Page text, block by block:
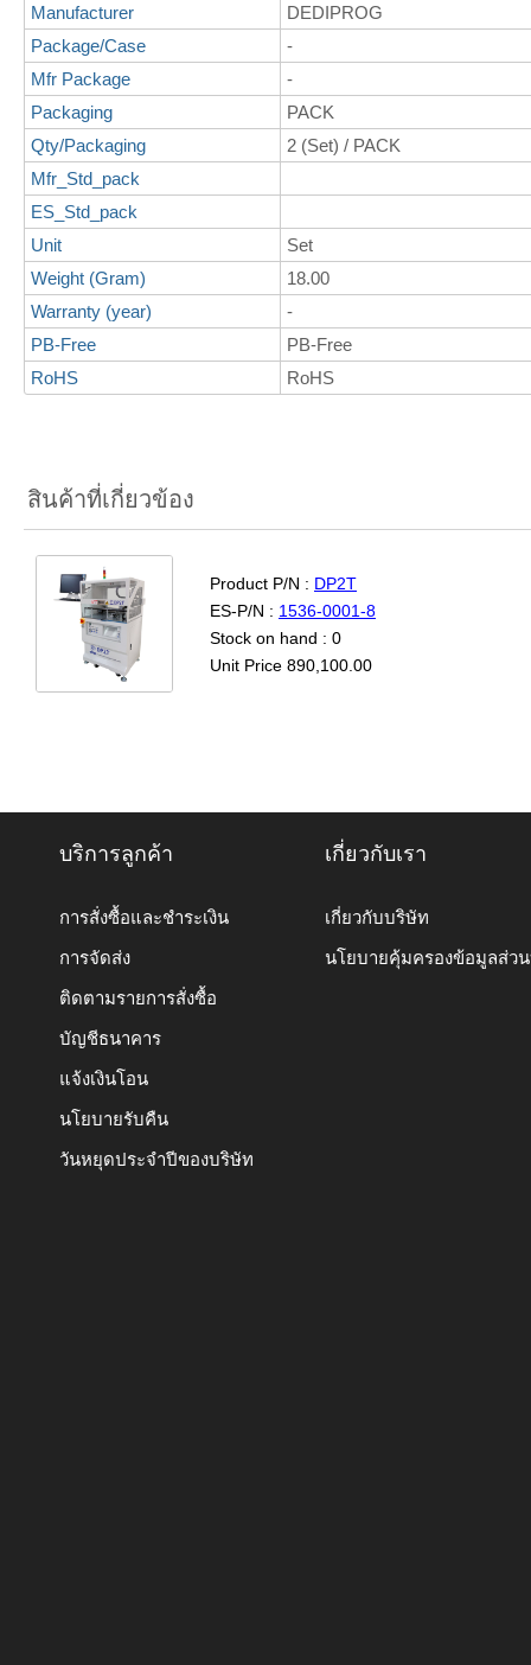
Manufacturer
DEDIPROG
Package/Case
-
Mfr Package
-
Packaging
PACK
Qty/Packaging
2 (Set) / PACK
Mfr_Std_pack
ES_Std_pack
Unit
Set
Weight (Gram)
18.00
Warranty (year)
-
PB-Free
PB-Free
RoHS
RoHS
สินค้าที่เกี่ยวข้อง
Product P/N : DP2T
ES-P/N : 1536-0001-8
Stock on hand : 0
Unit Price 890,100.00
บริการลูกค้า
การสั่งซื้อและชำระเงิน
การจัดส่ง
ติดตามรายการสั่งซื้อ
บัญชีธนาคาร
แจ้งเงินโอน
นโยบายรับคืน
วันหยุดประจำปีของบริษัท
เกี่ยวกับเรา
เกี่ยวกับบริษัท
นโยบายคุ้มครองข้อมูลส่ว